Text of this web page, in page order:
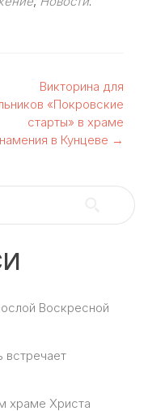
Викторина для
«Покровские
старты» в храме
в Кунцеве →
Воскресной
встречает
храме Христа